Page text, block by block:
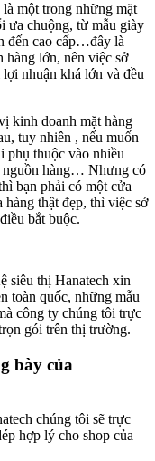
một trong những mặt
ưa chuộng, từ mẫu giày
đến cao cấp…đây là
hàng lớn, nên việc sở
nhuận khá lớn và đều
kinh doanh mặt hàng
tuy nhiên , nếu muốn
phụ thuộc vào nhiều
nguồn hàng… Nhưng có
bạn phải có một cửa
thật đẹp, thì việc sở
bắt buộc.
siêu thị Hanatech xin
toàn quốc, những mẫu
công ty chúng tôi trực
gói trên thị trường.
bày của
chúng tôi sẽ trực
hợp lý cho shop của